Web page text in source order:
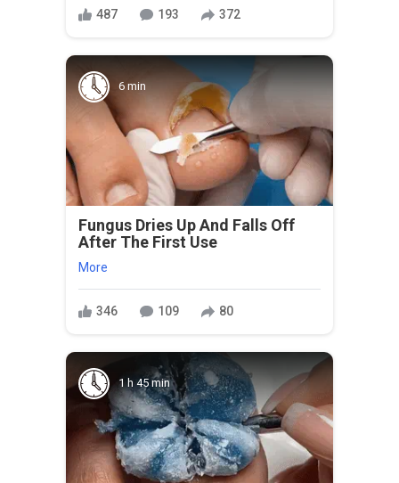
487 193 372
6 min
Fungus Dries Up And Falls Off
After The First Use
More
346 109 80
1 h 45 min